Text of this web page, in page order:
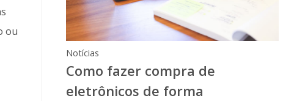
ou
Notícias
Como fazer compra de
eletrônicos de forma